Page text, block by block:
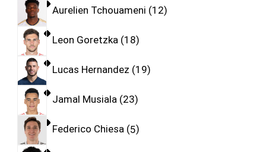
Aurelien Tchouameni 12
Leon Goretzka 18
Lucas Hernandez 19
Jamal Musiala 23
Federico Chiesa 5